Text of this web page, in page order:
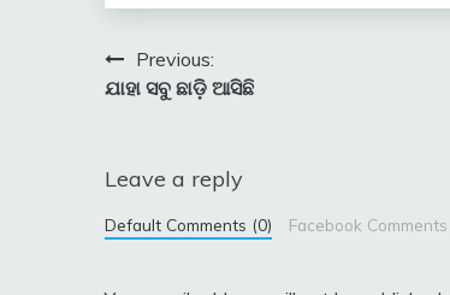
Post
navigation
Previous:
ଯାହା ସବୁ ଛାଡ଼ି ଆସିଛି
Leave a reply
Default Comments (0) Facebook Comments